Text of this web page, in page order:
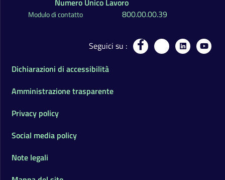
Numero Unico Lavoro
Modulo di contatto 800.00.00.39
Seguici su
Dichiarazioni di accessibilità
Amministrazione trasparente
Privacy policy
Social media policy
Note legali